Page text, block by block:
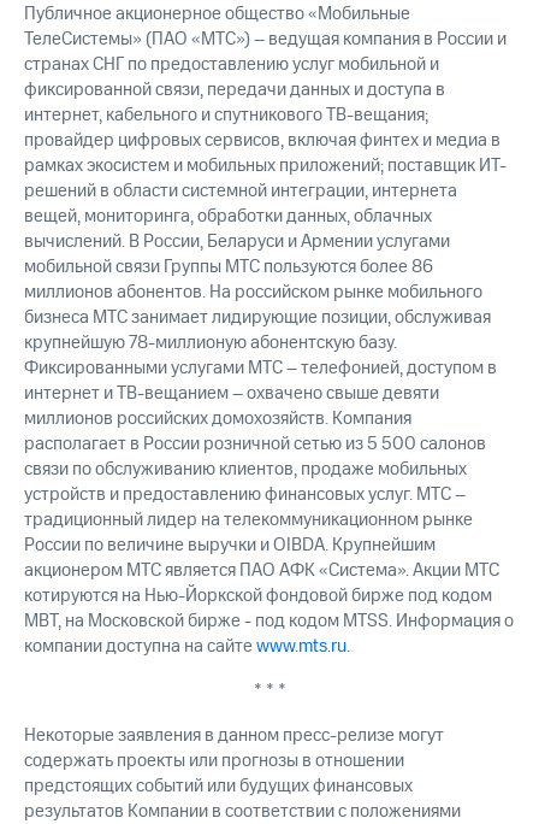
Публичное акционерное общество «Мобильные
ТелеСистемы» (ПАО «МТС») – ведущая компания в России и
странах СНГ по предоставлению услуг мобильной и
фиксированной связи, передачи данных и доступа в
интернет, кабельного и спутникового ТВ-вещания;
провайдер цифровых сервисов, включая финтех и медиа в
рамках экосистем и мобильных приложений; поставщик ИТ-
решений в области системной интеграции, интернета
вещей, мониторинга, обработки данных, облачных
вычислений. В России, Беларуси и Армении услугами
мобильной связи Группы МТС пользуются более 86
миллионов абонентов. На российском рынке мобильного
бизнеса МТС занимает лидирующие позиции, обслуживая
крупнейшую 78-миллионую абонентскую базу.
Фиксированными услугами МТС – телефонией, доступом в
интернет и ТВ-вещанием – охвачено свыше девяти
миллионов российских домохозяйств. Компания
располагает в России розничной сетью из 5 500 салонов
связи по обслуживанию клиентов, продаже мобильных
устройств и предоставлению финансовых услуг. МТС –
традиционный лидер на телекоммуникационном рынке
России по величине выручки и OIBDA. Крупнейшим
акционером МТС является ПАО АФК «Система». Акции МТС
котируются на Нью-Йоркской фондовой бирже под кодом
MBT, на Московской бирже - под кодом MTSS. Информация о
компании доступна на сайтеwww.mts.ru.
* * *
Некоторые заявления в данном пресс-релизе могут
содержать проекты или прогнозы в отношении
предстоящих событий или будущих финансовых
результатов Компании в соответствии с положениями